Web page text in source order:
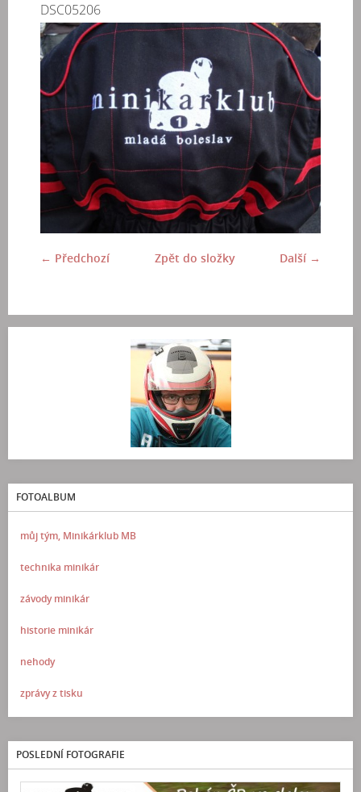
DSC05206
← Předchozí Další →
Zpět do složky
FOTOALBUM
můj tým, Minikárklub MB
technika minikár
závody minikár
historie minikár
nehody
zprávy z tisku
POSLEDNÍ FOTOGRAFIE